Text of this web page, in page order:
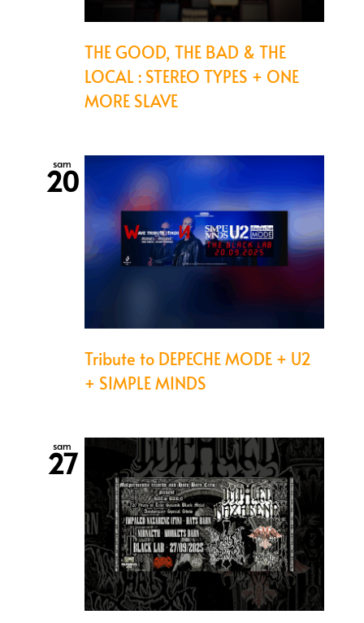
THE GOOD, THE BAD & THE
LOCAL : STEREO TYPES + ONE
MORE SLAVE
sam
20
Tribute to DEPECHE MODE + U2
+ SIMPLE MINDS
sam
27